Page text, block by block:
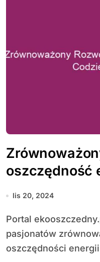
oszczędność
codziennym
lis 20, 2024
Portal ekooszczedny.pl to miejsce, które łączy
pasjonatów
oszczędności